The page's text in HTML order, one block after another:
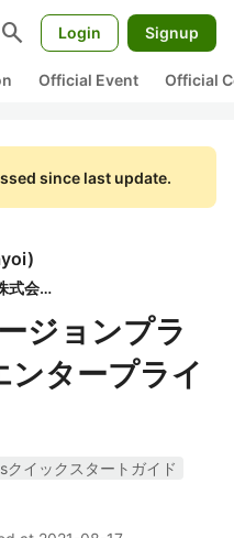
search Login Signup
Official Event Official
since last update.
)
データブリックス・ジャパン株式会社
ジョンプラ
ンタープライ
イックスタートガイド